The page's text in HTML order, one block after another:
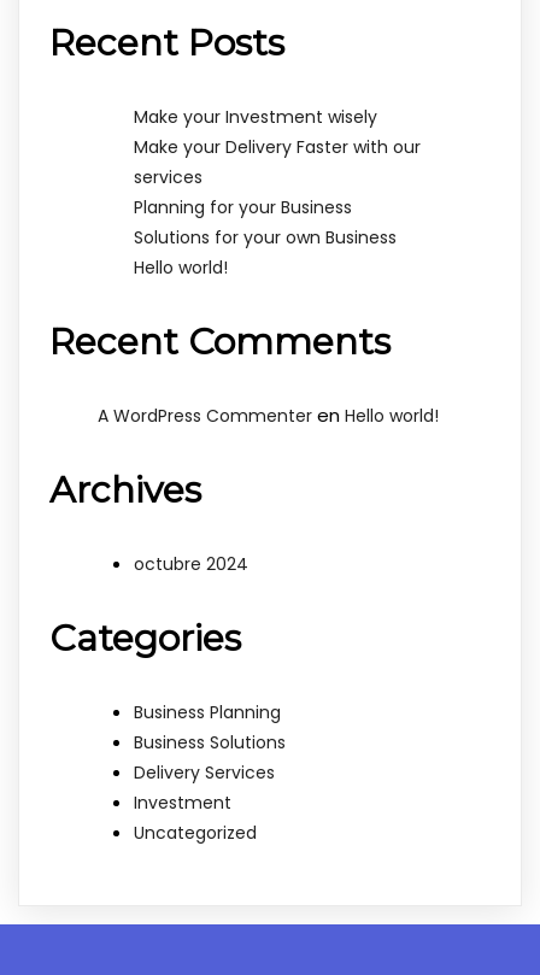
Recent Posts
Make your Investment wisely
Make your Delivery Faster with our
services
Planning for your Business
Solutions for your own Business
Hello world!
Recent Comments
A WordPress Commenter en Hello world!
Archives
octubre 2024
Categories
Business Planning
Business Solutions
Delivery Services
Investment
Uncategorized